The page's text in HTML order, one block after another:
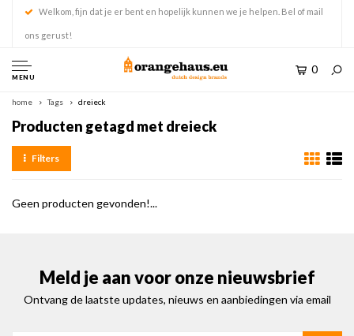
Welkom, fijn dat je er bent en hopelijk kunnen we je helpen. Bel of mail
ons gerust!
MENU
0
home Tags dreieck
Producten getagd met dreieck
Filters
Geen producten gevonden!...
Meld je aan voor onze nieuwsbrief
Ontvang de laatste updates, nieuws en aanbiedingen via email